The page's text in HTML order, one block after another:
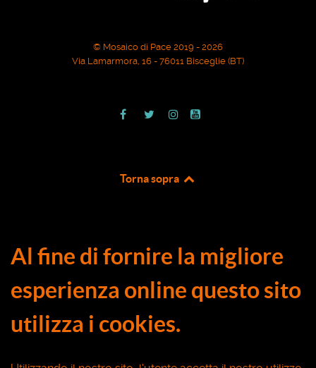
© Mosaico di Pace 2019 - 2026
Via Lamarmora, 16 - 76011 Bisceglie (BT)
Torna sopra
Al fine di fornire la migliore
esperienza online questo sito
utilizza i cookies.